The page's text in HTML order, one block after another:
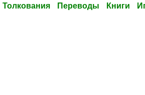
Толкования Переводы Книги